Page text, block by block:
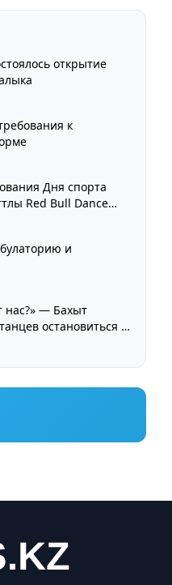
открытие
к
Дня спорта
Red Bull Dance
и
нас?» — Бахыт
остановиться и